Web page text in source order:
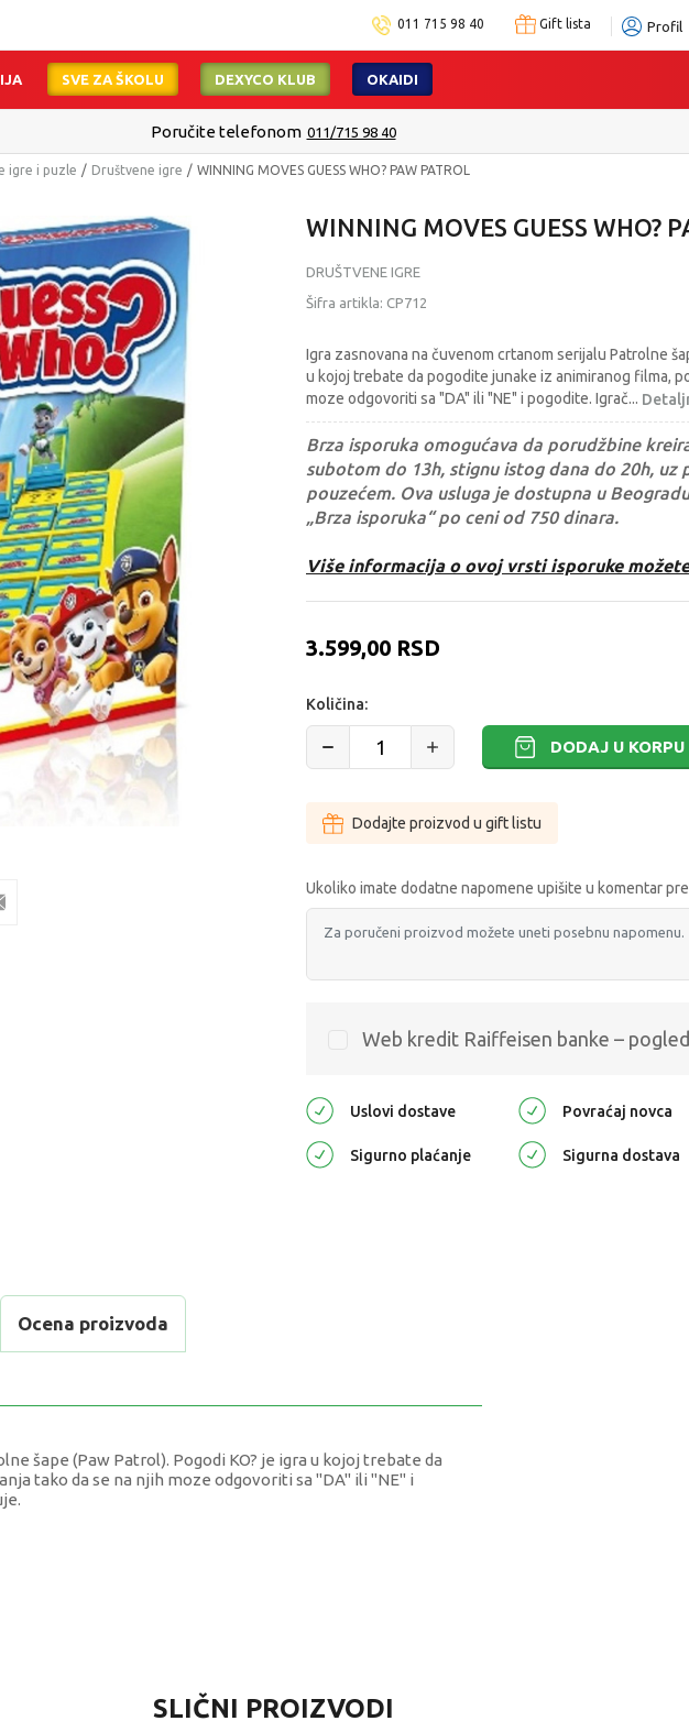
011 715 98 40 Gift lista Profil
SVE ZA ŠKOLU DEXYCO KLUB OKAIDI
Poručite telefonom 011/715 98 40
igre i puzle Društvene igre WINNING MOVES GUESS WHO? PAW PATROL
WINNING MOVES GUESS WHO?
DRUŠTVENE IGRE
Šifra artikla: CP712
Igra zasnovana na čuvenom crtanom serijalu Patrolne
u kojoj trebate da pogodite junake iz animiranog filma,
moze odgovoriti sa "DA" ili "NE" i pogodite. Igrač...
Brza isporuka omogućava da porudžbine
subotom do 13h, stignu istog dana do 20h, uz
pouzećem. Ova usluga je dostupna u
„Brza isporuka“ po ceni od 750 dinara.
Više informacija o ovoj vrsti isporuke
3.599,00 RSD
Količina:
DODAJ U KORPU
Dodajte proizvod u gift listu
Ukoliko imate dodatne napomene upišite u komentar
Web kredit Raiffeisen banke –
Uslovi dostave Povraćaj novca
Sigurno plaćanje Sigurna dostava
Ocena proizvoda
šape (Paw Patrol). Pogodi KO? je igra u kojoj trebate da
tako da se na njih moze odgovoriti sa "DA" ili "NE" i
Društvene igre
SLIČNI PROIZVODI